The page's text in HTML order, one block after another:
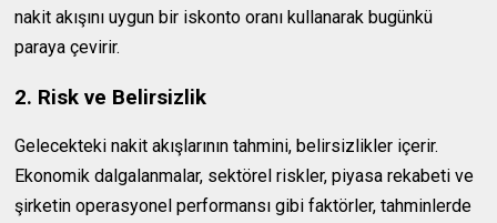
nakit akışını uygun bir iskonto oranı kullanarak bugünkü
paraya çevirir.
2. Risk ve Belirsizlik
Gelecekteki nakit akışlarının tahmini, belirsizlikler içerir.
Ekonomik dalgalanmalar, sektörel riskler, piyasa rekabeti ve
şirketin operasyonel performansı gibi faktörler, tahminlerde